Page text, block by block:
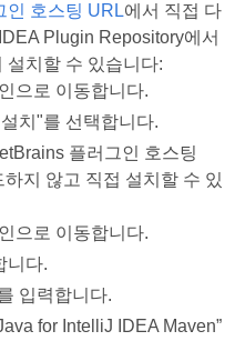
인 호스팅 URL에서 직접 다
Plugin Repository에서
설치할 수 있습니다:
으로 이동합니다.
치"를 선택합니다.
플러그인 호스팅
지 않고 직접 설치할 수 있
으로 이동합니다.
니다.
입력합니다.
for IntelliJ IDEA Maven”